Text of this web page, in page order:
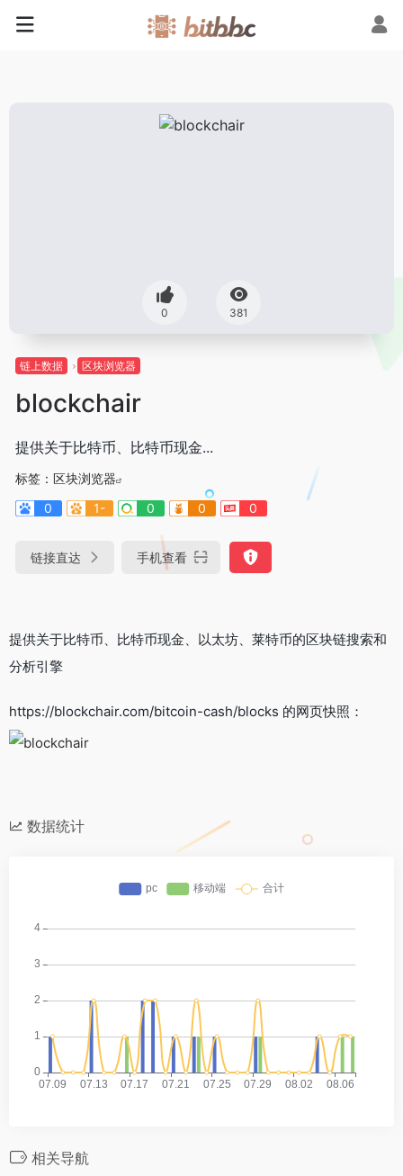
0 381
链上数据 区块浏览器
blockchair
提供关于比特币、比特币现金...
标签： 区块浏览器
0
1- 0 0 0
链接直达 手机查看
提供关于比特币、比特币现金、以太坊、莱特币的区块链搜索和
分析引擎
https://blockchair.com/bitcoin-cash/blocks 的网页快照：
数据统计
相关导航